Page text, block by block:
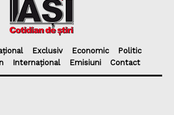
Exclusiv Economic
Politic
Internațional Emisiuni Contact